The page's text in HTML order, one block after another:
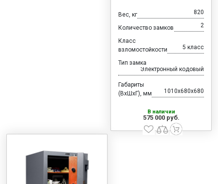
Вес, кг 820
Количество замков 2
Класс
взломостойкости
5 класс
Тип замка
Электронный кодовый
Габариты
(ВхШхГ), мм
1010x680x680
В наличии
575 000 руб.